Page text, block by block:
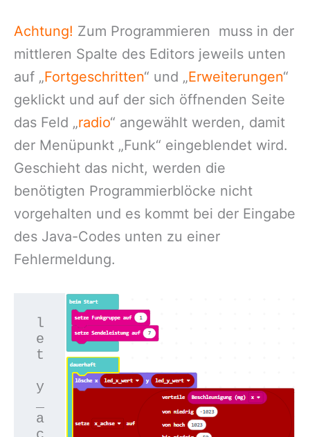
Achtung! Zum Programmieren muss in der
mittleren Spalte des Editors jeweils unten
auf „Fortgeschritten“ und „Erweiterungen“
geklickt und auf der sich öffnenden Seite
das Feld „radio“ angewählt werden, damit
der Menüpunkt „Funk“ eingeblendet wird.
Geschieht das nicht, werden die
benötigten Programmierblöcke nicht
vorgehalten und es kommt bei der Eingabe
des Java-Codes unten zu einer
Fehlermeldung.
l
e
t
y
a